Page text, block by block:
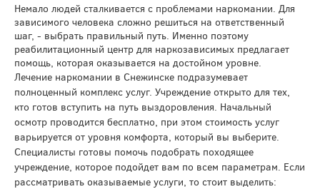
Немало людей сталкивается с проблемами наркомании. Для
зависимого человека сложно решиться на ответственный
шаг, - выбрать правильный путь. Именно поэтому
реабилитационный центр для наркозависимых предлагает
помощь, которая оказывается на достойном уровне.
Лечение наркомании в Снежинске подразумевает
полноценный комплекс услуг. Учреждение открыто для тех,
кто готов вступить на путь выздоровления. Начальный
осмотр проводится бесплатно, при этом стоимость услуг
варьируется от уровня комфорта, который вы выберите.
Специалисты готовы помочь подобрать походящее
учреждение, которое подойдет вам по всем параметрам. Если
рассматривать оказываемые услуги, то стоит выделить: